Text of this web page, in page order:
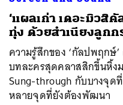
‘แผลเก่า เดอะมิวสิ
ทุ่ง ด้วยสำเนียงลูกก
ความรู้สึกของ ‘กัลปพฤกษ์
บทละครสุดคลาสสิกขึ้นหิ้ง
Sung-through กับบางจุด
หลายจุดที่ยังต้องพัฒนา